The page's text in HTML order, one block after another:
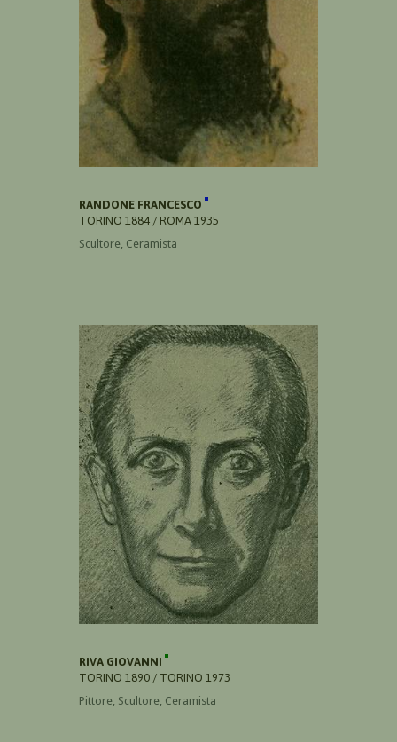
RANDONE FRANCESCO
TORINO 1884 / ROMA 1935
Scultore, Ceramista
RIVA GIOVANNI
TORINO 1890 / TORINO 1973
Pittore, Scultore, Ceramista